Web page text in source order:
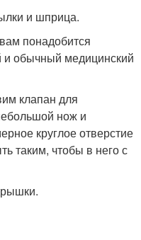
и шприца.
понадобится
и обычный медицинский
клапан для
нож и
круглое отверстие
таким, чтобы в него с